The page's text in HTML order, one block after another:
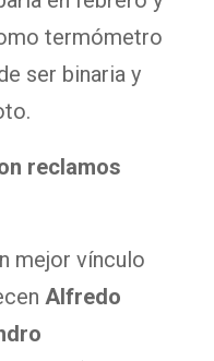
termómetro
ser binaria y
reclamos
mejor vínculo
Alfredo